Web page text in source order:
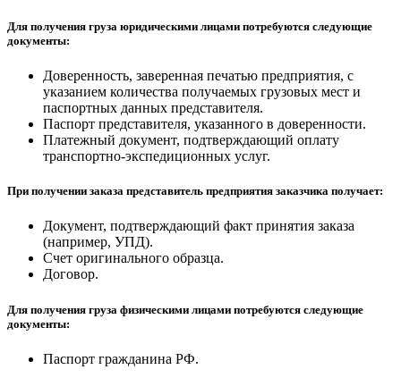
Для получения груза юридическими лицами потребуются следующие
документы:
Доверенность, заверенная печатью предприятия, с
указанием количества получаемых грузовых мест и
паспортных данных представителя.
Паспорт представителя, указанного в доверенности.
Платежный документ, подтверждающий оплату
транспортно-экспедиционных услуг.
При получении заказа представитель предприятия заказчика получает:
Документ, подтверждающий факт принятия заказа
(например, УПД).
Счет оригинального образца.
Договор.
Для получения груза физическими лицами потребуются следующие
документы:
Паспорт гражданина РФ.